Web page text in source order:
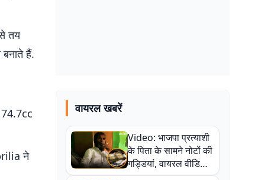
तय
हैं.
ने
वायरल खबरें
Video: भाजपा प्रत्याशी
के पिता के सामने नोटों की
गड्डियां, वायरल वीडियो
से राजनीति में उबाल,